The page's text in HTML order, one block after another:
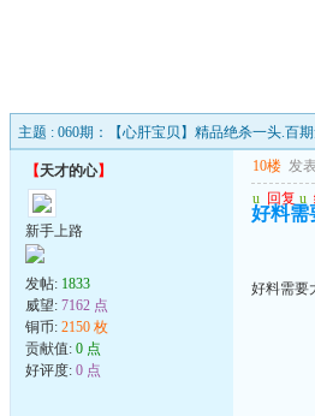
主题 : 060期：【心肝宝贝】精品绝杀一头.百期
【天才的心】
新手上路
发帖: 1833
威望: 7162 点
铜币: 2150 枚
贡献值: 0 点
好评度: 0 点
10楼 发
u 回复 u
好料需
好料需要